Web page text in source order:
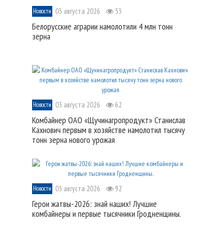
Новости 03 августа 2026 53
Белорусские аграрии намолотили 4 млн тонн
зерна
Новости 03 августа 2026 62
Комбайнер ОАО «Щучинагропродукт» Станислав
Кахнович первым в хозяйстве намолотил тысячу
тонн зерна нового урожая
Новости 03 августа 2026 92
Герои жатвы-2026: знай наших! Лучшие
комбайнеры и первые тысячники Гродненщины.